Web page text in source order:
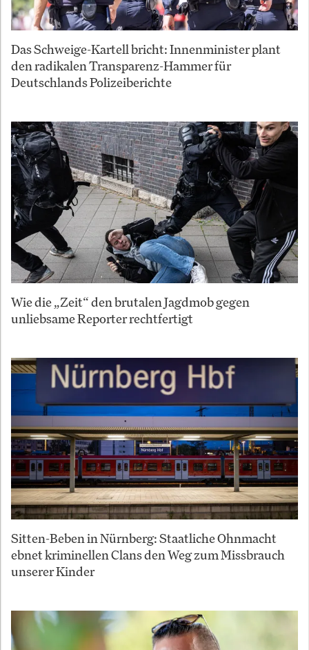
Das Schweige-Kartell bricht: Innenminister plant
den radikalen Transparenz-Hammer für
Deutschlands Polizeiberichte
Wie die „Zeit“ den brutalen Jagdmob gegen
unliebsame Reporter rechtfertigt
Sitten-Beben in Nürnberg: Staatliche Ohnmacht
ebnet kriminellen Clans den Weg zum Missbrauch
unserer Kinder